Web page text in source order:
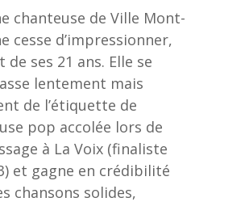
chanteuse de Ville Mont-
cesse d’impressionner,
de ses 21 ans. Elle se
lentement mais
de l’étiquette de
pop accolée lors de
à La Voix (finaliste
et gagne en crédibilité
chansons solides,